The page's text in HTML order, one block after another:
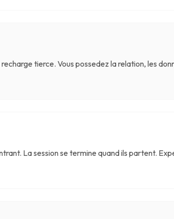
tierce. Vous possedez la relation, les
La session se termine quand ils partent.